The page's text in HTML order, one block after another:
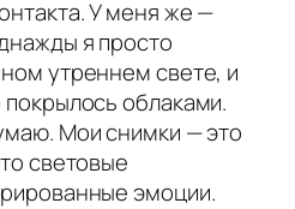
У меня же —
я просто
утреннем свете, и
облаками.
Мои снимки — это
световые
эмоции.